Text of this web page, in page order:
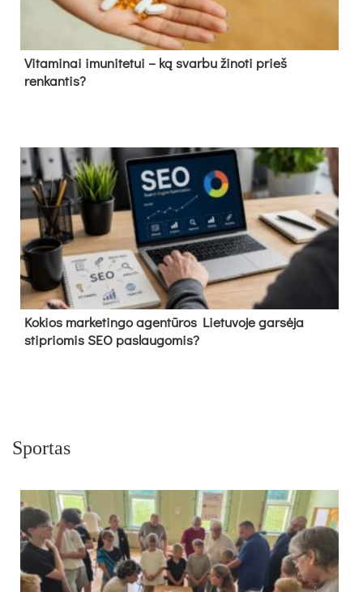
Vitaminai imunitetui – ką svarbu žinoti prieš
renkantis?
Kokios marketingo agentūros Lietuvoje garsėja
stipriomis SEO paslaugomis?
Sportas